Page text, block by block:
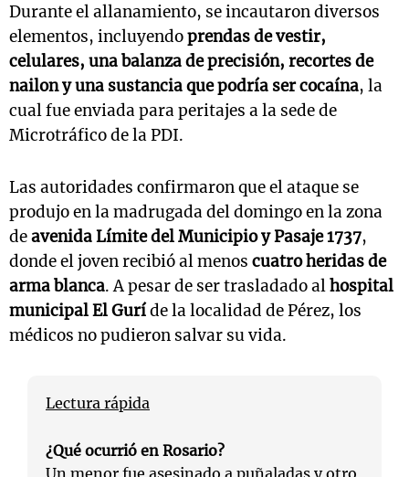
Durante el allanamiento, se incautaron diversos
elementos, incluyendoprendas de vestir,
celulares, una balanza de precisión, recortes de
nailon y una sustancia que podría ser cocaína, la
cual fue enviada para peritajes a la sede de
Microtráfico de la PDI.
Las autoridades confirmaron que el ataque se
produjo en la madrugada del domingo en la zona
deavenida Límite del Municipio y Pasaje 1737,
donde el joven recibió al menos cuatro heridas de
arma blanca. A pesar de ser trasladado alhospital
municipal El Guríde la localidad de Pérez, los
médicos no pudieron salvar su vida.
Lectura rápida
¿Qué ocurrió en Rosario?
Un menor fue asesinado a puñaladas y otro